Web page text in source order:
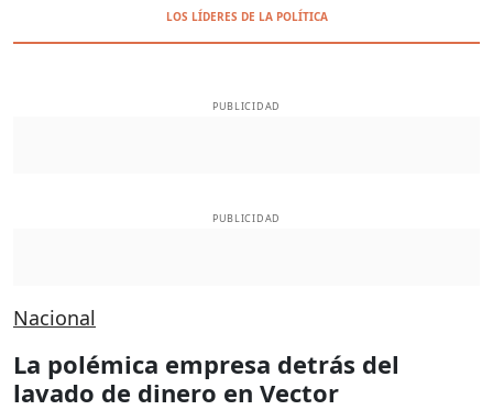
LOS LÍDERES DE LA POLÍTICA
PUBLICIDAD
PUBLICIDAD
Nacional
La polémica empresa detrás del
lavado de dinero en Vector